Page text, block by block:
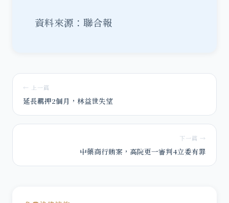
資料來源：聯合報
← 上一篇
延長羈押2個月，林益世失望
下一篇 →
中藥商行賄案，高院更一審判4立委有罪